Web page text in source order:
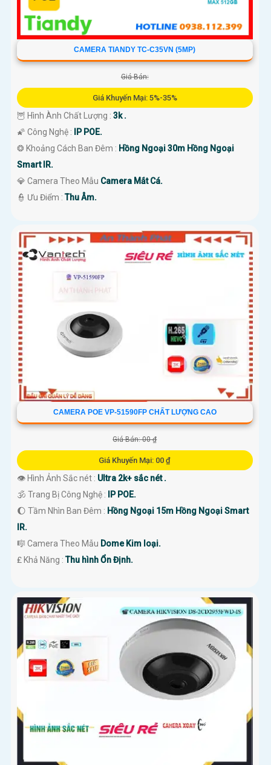
CAMERA TIANDY TC-C35VN (5MP)
Giá Bán:
Giá Khuyến Mại: 5%-35%
🦉 Hình Ành Chất Lượng : 3k .
🌠 Công Nghệ : IP POE.
❂ Khoảng Cách Ban Đêm : Hồng Ngoại 30m Hồng Ngoại
Smart IR.
💎 Camera Theo Mẫu Camera Mắt Cá.
️👮 Ưu Điểm :Thu Âm.
CAMERA POE VP-51590FP CHẤT LƯỢNG CAO
Giá Bán: 00 ₫
Giá Khuyến Mại: 00 ₫
👁 Hình Ảnh Sắc nét : Ultra 2k+ sắc nét .
🕉️ Trang Bị Công Nghệ :
IP POE.
🌔 Tầm Nhìn Ban Đêm : Hồng Ngoại 15m Hồng Ngoại Smart
IR.
🎼️ Camera Theo Mẫu Dome Kim loại.
️₤ Khả Năng :Thu hình Ổn Định.